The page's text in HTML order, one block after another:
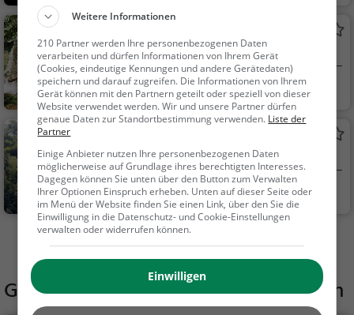
Wasserfall in Wiesenttal
Wiesenttal
Familie & Kinder,
Natur, Sehenswürdig
keit
Aussichtspunkt in Wiesenttal
Wiesenttal
Aussichtspunkt, F
amilie & Kinder, Natu
Mehr Aktivitäten in Wiesenttal finden
Gaststätten in der Nähe vonAmselruh
Weitere Informationen
210 Partner werden Ihre personenbezogenen Daten
verarbeiten und dürfen Informationen von Ihrem Gerät
(Cookies, eindeutige Kennungen und andere Gerätedaten)
speichern und darauf zugreifen. Die Informationen von Ihrem
Gerät können mit den Partnern geteilt oder speziell von dieser
Website verwendet werden. Wir und unsere Partner dürfen
genaue Daten zur Standortbestimmung verwenden. Liste der
Partner
Einige Anbieter nutzen Ihre personenbezogenen Daten
möglicherweise auf Grundlage ihres berechtigten Interesses.
Dagegen können Sie unten über den Button zum Verwalten
Ihrer Optionen Einspruch erheben. Unten auf dieser Seite oder
im Menü der Website finden Sie einen Link, über den Sie die
Einwilligung in die Datenschutz- und Cookie-Einstellungen
verwalten oder widerrufen können.
Einwilligen